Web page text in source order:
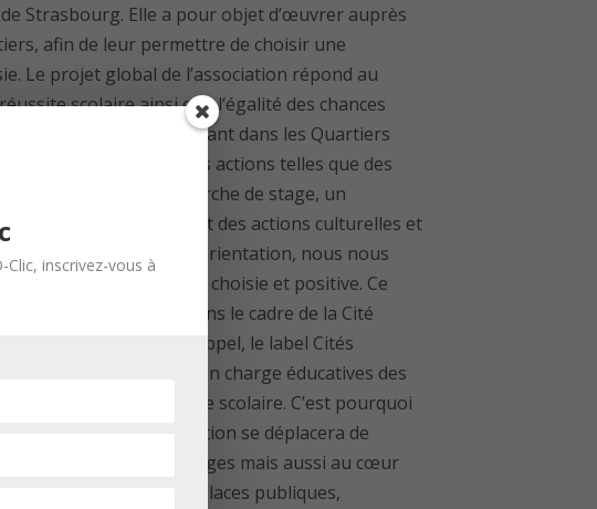
Strasbourg. Elle a pour objet d’œuvrer auprès
afin de leur permettre de choisir une
Le projet global de l’association répond au
scolaire ainsi que l‘égalité des chances
des élèves habitant dans les Quartiers
à travers plusieurs actions telles que des
l’aide à la recherche de stage, un
concours d’éloquence et des actions culturelles et
de Caravane de l’orientation, nous nous
et professionnelle choisie et positive. Ce
D-Clic, aura lieu dans le cadre de la Cité
Verte. Pour rappel, le label Cités
à renforcer les prises en charge éducatives des
autour et après le cadre scolaire. C’est pourquoi
Caravane de l’orientation se déplacera de
avril 2022 dans les collèges mais aussi au cœur
culturels, écoles, places publiques,
inscrivez-vous à